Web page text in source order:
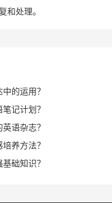
和处理。
的运用？
记计划？
语杂志？
养方法？
础知识？